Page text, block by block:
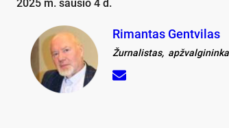
2025 m. sausio 4 d.
Rimantas Gentvilas
Žurnalistas,